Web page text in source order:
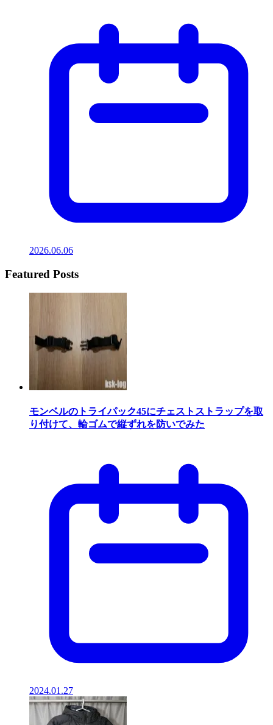
2026.06.06
Featured Posts
モンベルのトライパック45にチェストストラップを取
り付けて、輪ゴムで縦ずれを防いでみた
2024.01.27